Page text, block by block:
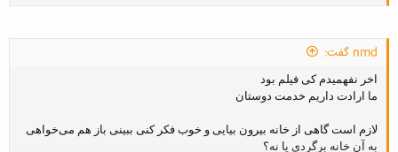
nmd گفت:
اخر نفهمیدم کی فیلم بود
ما ارادت داریم خدمت دوستان
لازم است گاهی از خانه بیرون بیایی و خوب فکر کنی ببینی باز هم می‌خواهی
به آن خانه برگردی یا نه؟